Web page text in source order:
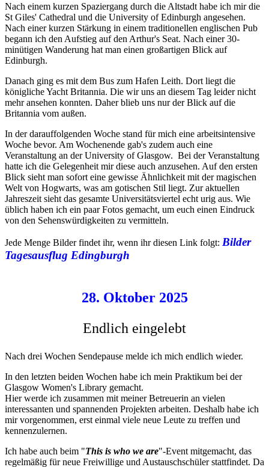
Nach einem kurzen Spaziergang durch die Altstadt habe ich mir die
St Giles' Cathedral und die University of Edinburgh angesehen.
Nach einer kurzen Stärkung in einem traditionellen englischen Pub
begann ich den Aufstieg auf den Arthur's Seat. Nach einer 30-
minütigen Wanderung hat man einen großartigen Blick auf
Edinburgh.
Danach ging es mit dem Bus zum Hafen Leith. Dort liegt die
königliche Yacht Britannia. Die wir uns an diesem Tag leider nicht
mehr ansehen konnten. Daher blieb uns nur der Blick auf die
Britannia vom außen.
In der darauffolgenden Woche stand für mich eine arbeitsintensive
Woche bevor. Am Wochenende gab's zudem auch eine
Veranstaltung an der University of Glasgow. Bei der Veranstaltung
hatte ich die Gelegenheit mir diese auch anzusehen. Auf den ersten
Blick sieht man sofort eine gewisse Ähnlichkeit mit der magischen
Welt von Hogwarts, was am gotischen Stil liegt. Zur aktuellen
Jahreszeit sieht das gesamte Universitätsviertel echt urig aus. Wie
üblich haben ich ein paar Fotos gemacht, um euch einen Eindruck
von den Sehenswürdigkeiten zu vermitteln.
Jede Menge Bilder findet ihr, wenn ihr diesen Link folgt: Bilder
Tagesausflug Edingburgh
28. Oktober 2025
Endlich eingelebt
Nach drei Wochen Sendepause melde ich mich endlich wieder.
In den letzten beiden Wochen habe ich mein Praktikum bei der
Glasgow Women's Library gemacht.
Hier werde ich zusammen mit meiner Betreuerin an vielen
interessanten und spannenden Projekten arbeiten. Deshalb habe ich
mir vorgenommen, erst einmal viele neue Leute zu treffen und
kennenzulernen.
Ich habe auch beim "This is who we are"-Event mitgemacht, das
regelmäßig für neue Freiwillige und Austauschschüler stattfindet. Da